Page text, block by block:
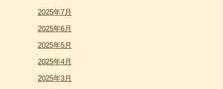
2025年7月
2025年6月
2025年5月
2025年4月
2025年3月